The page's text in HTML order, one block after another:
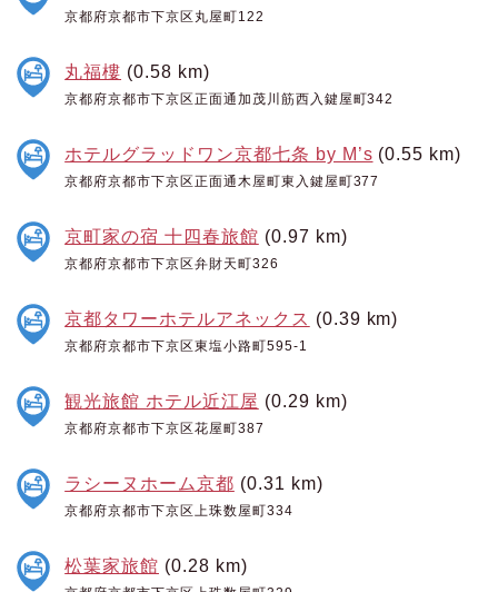
京都府京都市下京区丸屋町122
丸福樓 (0.58 km)
京都府京都市下京区正面通加茂川筋西入鍵屋町342
ホテルグラッドワン京都七条 by M’s (0.55 km)
京都府京都市下京区正面通木屋町東入鍵屋町377
京町家の宿 十四春旅館 (0.97 km)
京都府京都市下京区弁財天町326
京都タワーホテルアネックス (0.39 km)
京都府京都市下京区東塩小路町595-1
観光旅館 ホテル近江屋 (0.29 km)
京都府京都市下京区花屋町387
ラシーヌホーム京都 (0.31 km)
京都府京都市下京区上珠数屋町334
松葉家旅館 (0.28 km)